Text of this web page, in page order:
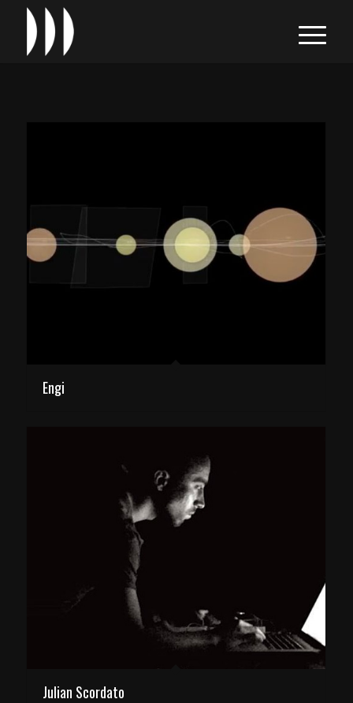
Engi
Julian Scordato